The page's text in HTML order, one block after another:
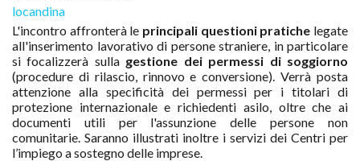
locandina
L'incontro affronterà le principali questioni pratiche legate
all'inserimento lavorativo di persone straniere, in particolare
si focalizzerà sulla gestione dei permessi di soggiorno
(procedure di rilascio, rinnovo e conversione). Verrà posta
attenzione alla specificità dei permessi per i titolari di
protezione internazionale e richiedenti asilo, oltre che ai
documenti utili per l'assunzione delle persone non
comunitarie. Saranno illustrati inoltre i servizi dei Centri per
l’impiego a sostegno delle imprese.